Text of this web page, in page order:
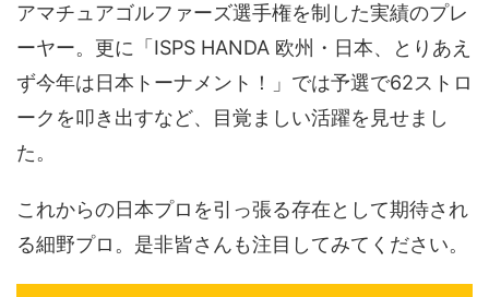
アマチュアゴルファーズ選手権を制した実績のプレ
ーヤー。更に「ISPS HANDA 欧州・日本、とりあえ
ず今年は日本トーナメント！」では予選で62ストロ
ークを叩き出すなど、目覚ましい活躍を見せまし
た。
これからの日本プロを引っ張る存在として期待され
る細野プロ。是非皆さんも注目してみてください。